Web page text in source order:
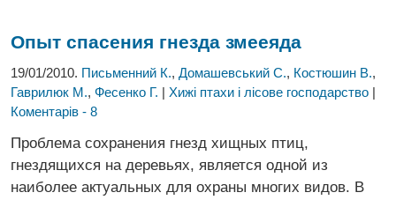
Опыт спасения гнезда змееяда
19/01/2010. Письменний К., Домашевський С., Костюшин В.,
Гаврилюк М., Фесенко Г. | Хижі птахи і лісове господарство |
Коментарів - 8
Проблема сохранения гнезд хищных птиц,
гнездящихся на деревьях, является одной из
наиболее актуальных для охраны многих видов. В